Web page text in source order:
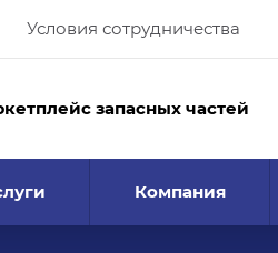
Условия сотрудничества
запасных частей
Компания